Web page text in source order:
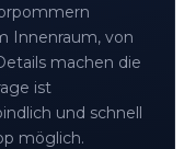
Innenraum, von
machen die
ist
und schnell
möglich.